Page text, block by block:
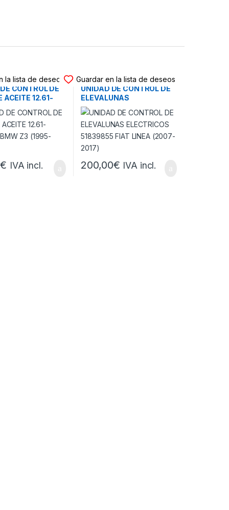
la lista de deseos
CONTROL DE
ACEITE 12.61-
Z3 (1995-
€ IVA incl.
Guardar en la lista de deseos
UNIDAD DE CONTROL DE
ELEVALUNAS
ELECTRICOS 51839855
FIAT LINEA (2007-2017)
200,00€ IVA incl.